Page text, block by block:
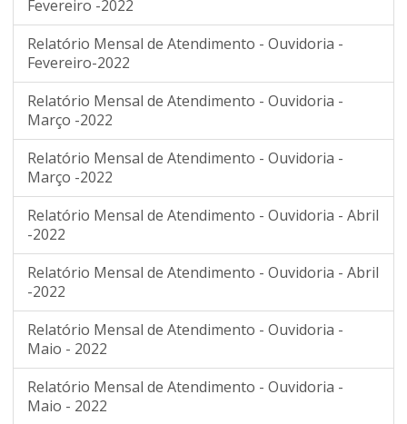
Fevereiro -2022
Relatório Mensal de Atendimento - Ouvidoria -
Fevereiro-2022
Relatório Mensal de Atendimento - Ouvidoria -
Março -2022
Relatório Mensal de Atendimento - Ouvidoria -
Março -2022
Relatório Mensal de Atendimento - Ouvidoria - Abril
-2022
Relatório Mensal de Atendimento - Ouvidoria - Abril
-2022
Relatório Mensal de Atendimento - Ouvidoria -
Maio - 2022
Relatório Mensal de Atendimento - Ouvidoria -
Maio - 2022